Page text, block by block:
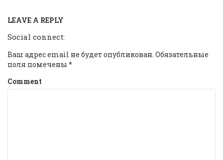
LEAVE A REPLY
Social connect:
Ваш адрес email не будет опубликован. Обязательные
поля помечены *
Comment